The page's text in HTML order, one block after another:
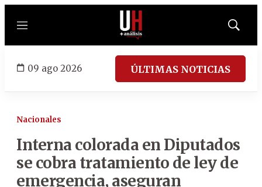
Menú
Mostrar
09 ago 2026 ÚLTIMAS NOTICIAS
Nacionales
Interna colorada en Diputados
se cobra tratamiento de ley de
emergencia, aseguran